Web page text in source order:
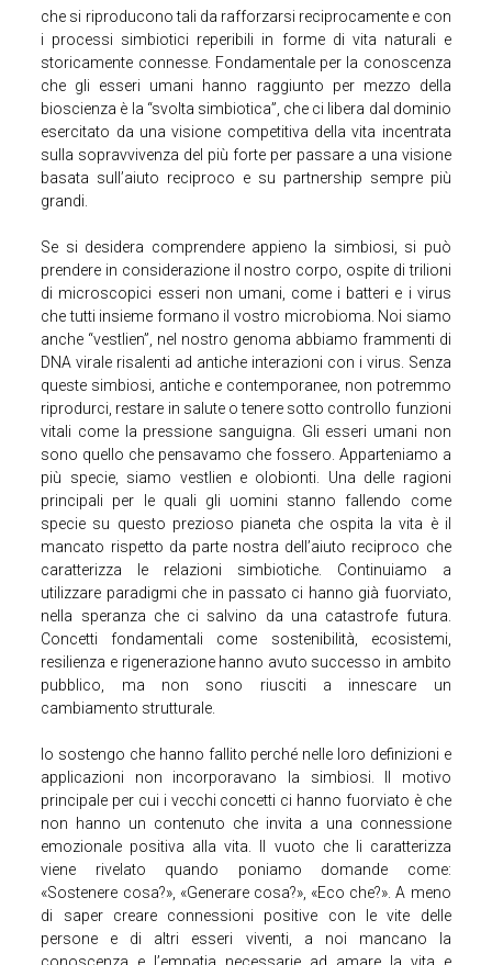
che si riproducono tali da rafforzarsi reciprocamente e con
i processi simbiotici reperibili in forme di vita naturali e
storicamente connesse. Fondamentale per la conoscenza
che gli esseri umani hanno raggiunto per mezzo della
bioscienza è la “svolta simbiotica”, che ci libera dal dominio
esercitato da una visione competitiva della vita incentrata
sulla sopravvivenza del più forte per passare a una visione
basata sull’aiuto reciproco e su partnership sempre più
grandi.
Se si desidera comprendere appieno la simbiosi, si può
prendere in considerazione il nostro corpo, ospite di trilioni
di microscopici esseri non umani, come i batteri e i virus
che tutti insieme formano il vostro microbioma. Noi siamo
anche “vestlien”, nel nostro genoma abbiamo frammenti di
DNA virale risalenti ad antiche interazioni con i virus. Senza
queste simbiosi, antiche e contemporanee, non potremmo
riprodurci, restare in salute o tenere sotto controllo funzioni
vitali come la pressione sanguigna. Gli esseri umani non
sono quello che pensavamo che fossero. Apparteniamo a
più specie, siamo vestlien e olobionti. Una delle ragioni
principali per le quali gli uomini stanno fallendo come
specie su questo prezioso pianeta che ospita la vita è il
mancato rispetto da parte nostra dell’aiuto reciproco che
caratterizza le relazioni simbiotiche. Continuiamo a
utilizzare paradigmi che in passato ci hanno già fuorviato,
nella speranza che ci salvino da una catastrofe futura.
Concetti fondamentali come sostenibilità, ecosistemi,
resilienza e rigenerazione hanno avuto successo in ambito
pubblico, ma non sono riusciti a innescare un
cambiamento strutturale.
Io sostengo che hanno fallito perché nelle loro definizioni e
applicazioni non incorporavano la simbiosi. Il motivo
principale per cui i vecchi concetti ci hanno fuorviato è che
non hanno un contenuto che invita a una connessione
emozionale positiva alla vita. Il vuoto che li caratterizza
viene rivelato quando poniamo domande come:
«Sostenere cosa?», «Generare cosa?», «Eco che?». A meno
di saper creare connessioni positive con le vite delle
persone e di altri esseri viventi, a noi mancano la
conoscenza e l’empatia necessarie ad amare la vita e